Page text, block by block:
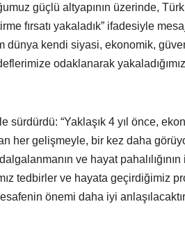
güçlü altyapının üzerinde,
fırsatı yakaladık” ifadesiyle
dünya kendi siyasi, ekonomik,
odaklanarak
sürdürdü: “Yaklaşık 4 yıl önce,
her gelişmeyle, bir kez daha
ve hayat pahalılığının
tedbirler ve hayata geçirdiğimiz
önemi daha iyi